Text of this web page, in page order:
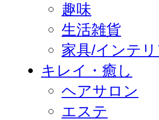
趣味
生活雑貨
家具/インテ
キレイ・癒し
ヘアサロン
エステ